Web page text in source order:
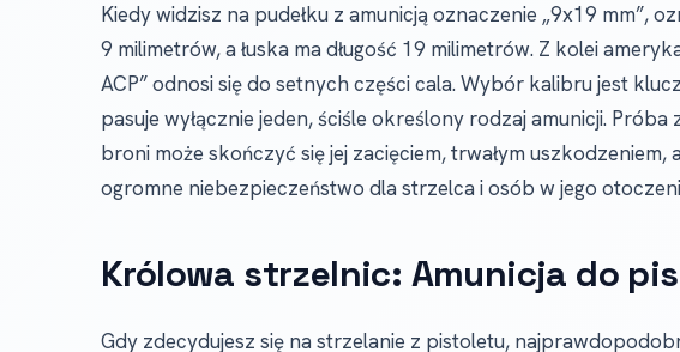
Kiedy widzisz na pudełku z amunicją oznaczenie „9x19 mm”,
9 milimetrów, a łuska ma długość 19 milimetrów. Z kolei
ACP” odnosi się do setnych części cala. Wybór kalibru jest
pasuje wyłącznie jeden, ściśle określony rodzaj amunicji. Próba
broni może skończyć się jej zacięciem, trwałym
ogromne niebezpieczeństwo dla strzelca i osób w jego
Królowa strzelnic: Amunicja do
Gdy zdecydujesz się na strzelanie z pistoletu,